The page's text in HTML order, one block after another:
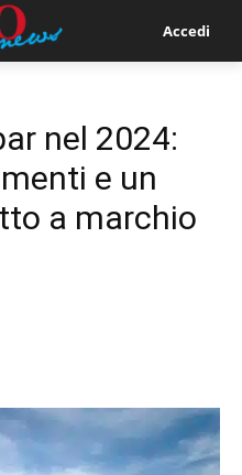
Accedi
nel 2024:
e un
a marchio